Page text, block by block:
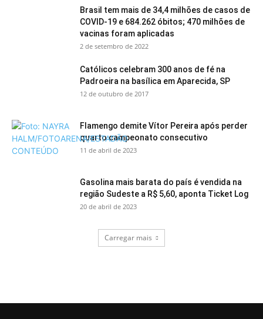
Brasil tem mais de 34,4 milhões de casos de
COVID-19 e 684.262 óbitos; 470 milhões de
vacinas foram aplicadas
2 de setembro de 2022
Católicos celebram 300 anos de fé na
Padroeira na basílica em Aparecida, SP
12 de outubro de 2017
Flamengo demite Vítor Pereira após perder
quarto campeonato consecutivo
11 de abril de 2023
Gasolina mais barata do país é vendida na
região Sudeste a R$ 5,60, aponta Ticket Log
20 de abril de 2023
Carregar mais